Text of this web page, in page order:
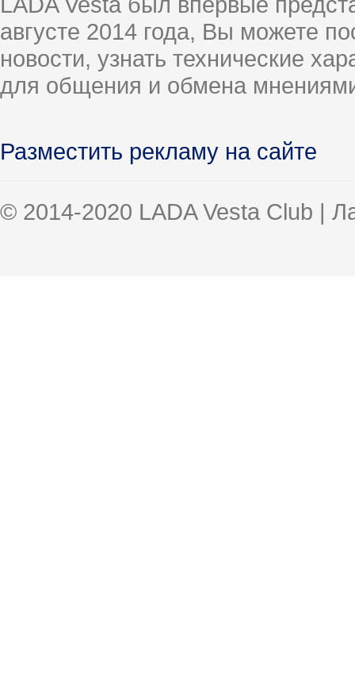
августе 2014 года, Вы можете
новости, узнать технические
для общения и обмена
Разместить рекламу на сайте
© 2014-2020 LADA Vesta Club |